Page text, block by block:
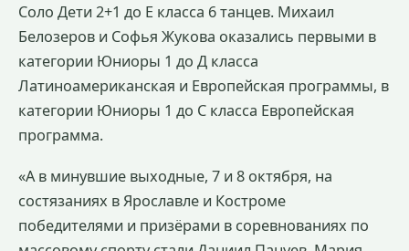
Соло Дети 2+1 до Е класса 6 танцев. Михаил
Белозеров и Софья Жукова оказались первыми в
категории Юниоры 1 до Д класса
Латиноамериканская и Европейская программы, в
категории Юниоры 1 до С класса Европейская
программа.
«А в минувшие выходные, 7 и 8 октября, на
состязаниях в Ярославле и Костроме
победителями и призёрами в соревнованиях по